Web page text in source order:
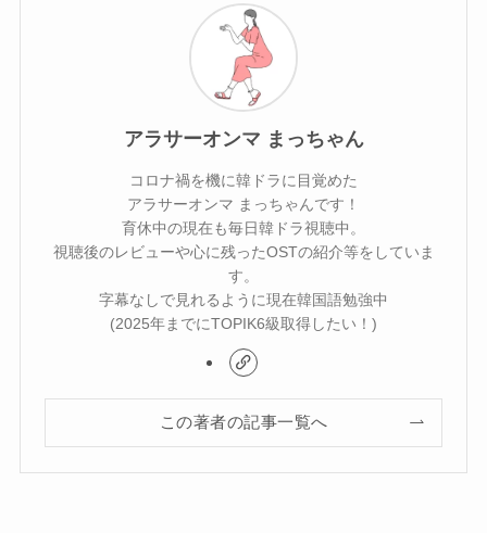
アラサーオンマ まっちゃん
コロナ禍を機に韓ドラに目覚めた
アラサーオンマ まっちゃんです！
育休中の現在も毎日韓ドラ視聴中。
視聴後のレビューや心に残ったOSTの紹介等をしていま
す。
字幕なしで見れるように現在韓国語勉強中
(2025年までにTOPIK6級取得したい！)
この著者の記事一覧へ